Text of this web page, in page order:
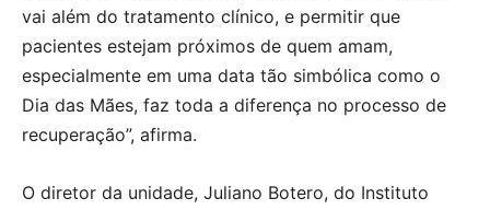
vai além do tratamento clínico, e permitir que
pacientes estejam próximos de quem amam,
especialmente em uma data tão simbólica como o
Dia das Mães, faz toda a diferença no processo de
recuperação”, afirma.
O diretor da unidade, Juliano Botero, do Instituto